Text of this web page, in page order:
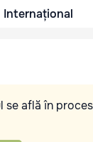
Internațional
se află în